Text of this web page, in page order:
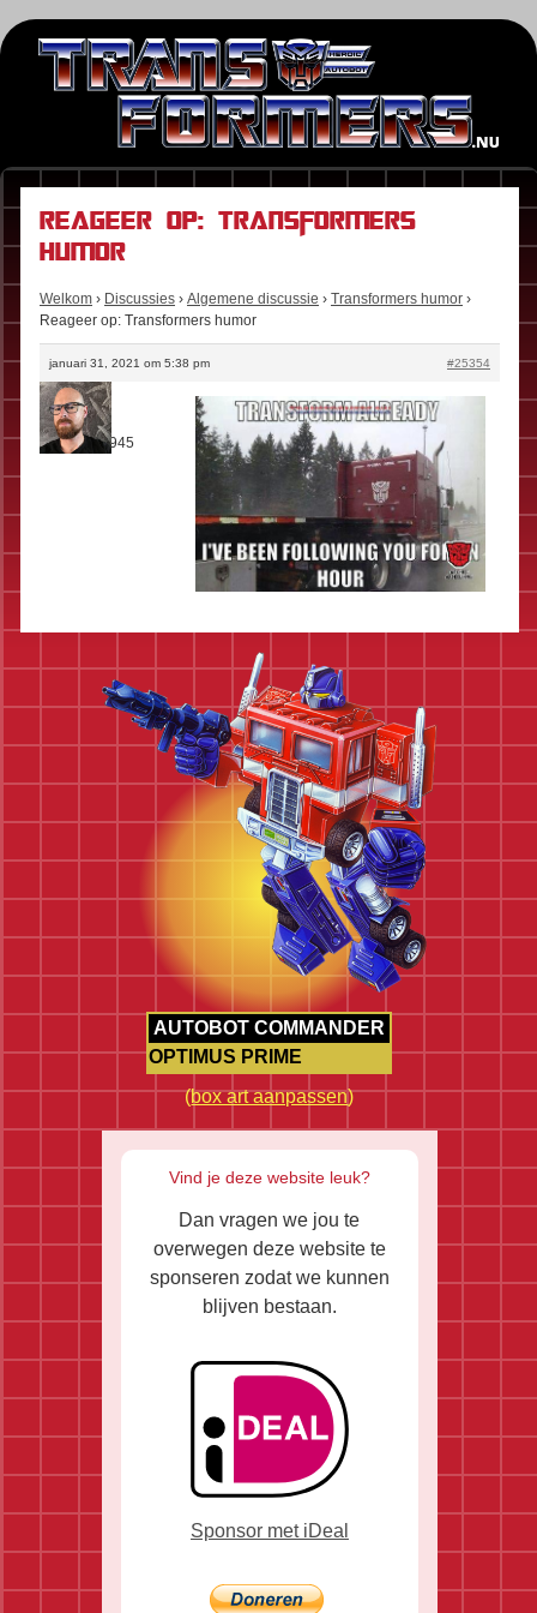
Reageer op: Transformers
humor
Welkom › Discussies › Algemene discussie › Transformers humor ›
Reageer op: Transformers humor
januari 31, 2021 om 5:38 pm #25354
Stefan
Rol:Fan
Berichten:945
AUTOBOT COMMANDER
OPTIMUS PRIME
(box art aanpassen)
Vind je deze website leuk?
Dan vragen we jou te
overwegen deze website te
sponseren zodat we kunnen
blijven bestaan.
Sponsor met iDeal